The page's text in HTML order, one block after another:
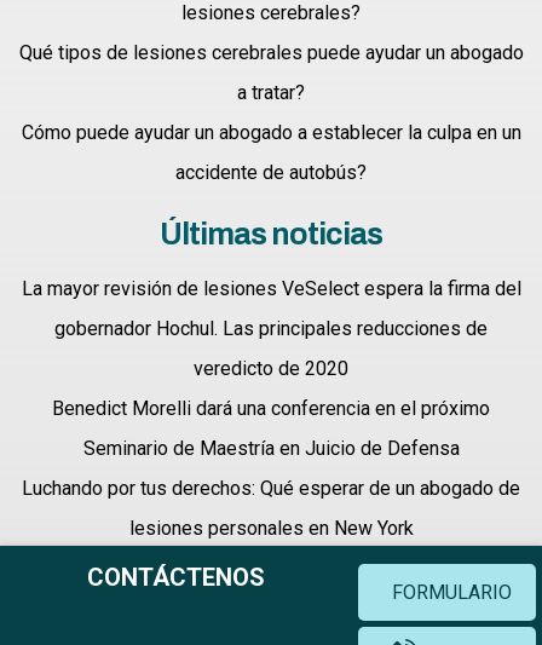
lesiones cerebrales?
Qué tipos de lesiones cerebrales puede ayudar un abogado
a tratar?
Cómo puede ayudar un abogado a establecer la culpa en un
accidente de autobús?
Últimas noticias
La mayor revisión de lesiones VeSelect espera la firma del
gobernador Hochul. Las principales reducciones de
veredicto de 2020
Benedict Morelli dará una conferencia en el próximo
Seminario de Maestría en Juicio de Defensa
Luchando por tus derechos: Qué esperar de un abogado de
lesiones personales en New York
CONTÁCTENOS
FORMULARIO